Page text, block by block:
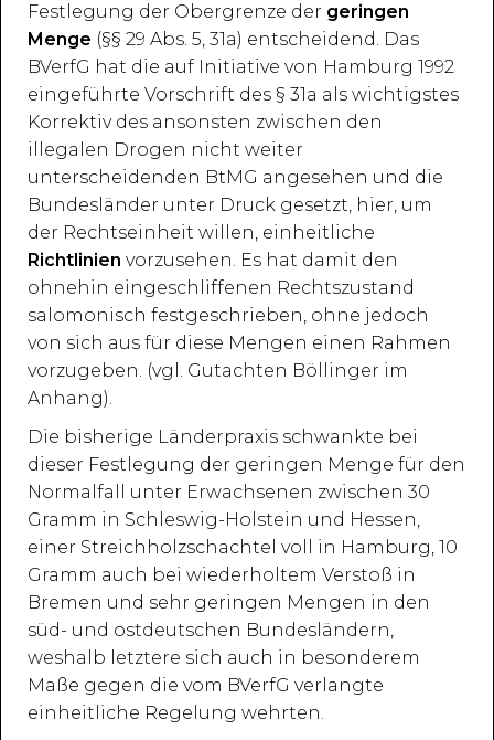
Festlegung der Obergrenze der geringen
Menge (§§ 29 Abs. 5, 31a) entscheidend. Das
BVerfG hat die auf Initiative von Hamburg 1992
eingeführte Vorschrift des § 31a als wichtigstes
Korrektiv des ansonsten zwischen den
illegalen Drogen nicht weiter
unterscheidenden BtMG angesehen und die
Bundesländer unter Druck gesetzt, hier, um
der Rechtseinheit willen, einheitliche
Richtlinien vorzusehen. Es hat damit den
ohnehin eingeschliffenen Rechtszustand
salomonisch festgeschrieben, ohne jedoch
von sich aus für diese Mengen einen Rahmen
vorzugeben. (vgl. Gutachten Böllinger im
Anhang).
Die bisherige Länderpraxis schwankte bei
dieser Festlegung der geringen Menge für den
Normalfall unter Erwachsenen zwischen 30
Gramm in Schleswig-Holstein und Hessen,
einer Streichholzschachtel voll in Hamburg, 10
Gramm auch bei wiederholtem Verstoß in
Bremen und sehr geringen Mengen in den
süd- und ostdeutschen Bundesländern,
weshalb letztere sich auch in besonderem
Maße gegen die vom BVerfG verlangte
einheitliche Regelung wehrten.